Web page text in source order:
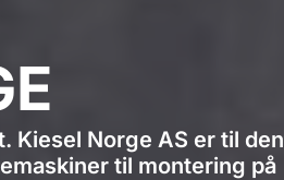
Kiesel Norge AS er til den
til montering på